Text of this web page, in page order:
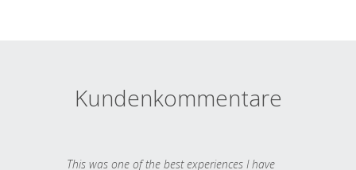
Kundenkommentare
This was one of the best experiences I have